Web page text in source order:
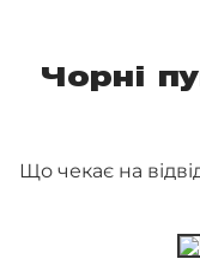
Чорні
Що чекає на